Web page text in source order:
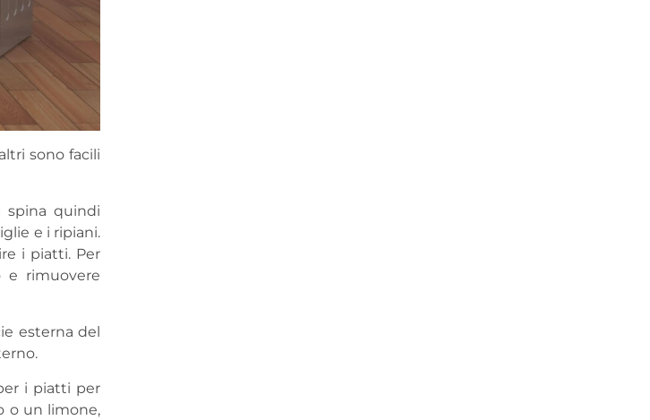
sono facili
spina quindi
e i ripiani.
i piatti. Per
e rimuovere
esterna del
i piatti per
o un limone,